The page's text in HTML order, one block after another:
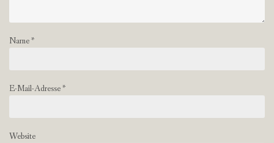
Name*
E-Mail-Adresse*
Website